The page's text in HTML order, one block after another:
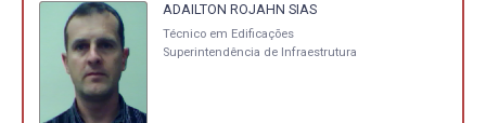
ADAILTON ROJAHN SIAS
Técnico em Edificações
Superintendência de Infraestrutura